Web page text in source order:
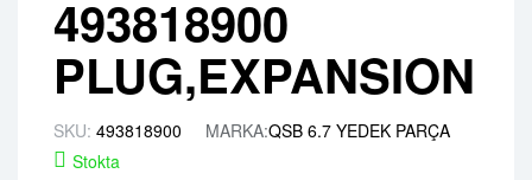
493818900
PLUG,EXPANSION
SKU: 493818900 MARKA:QSB 6.7 YEDEK PARÇA
Stokta